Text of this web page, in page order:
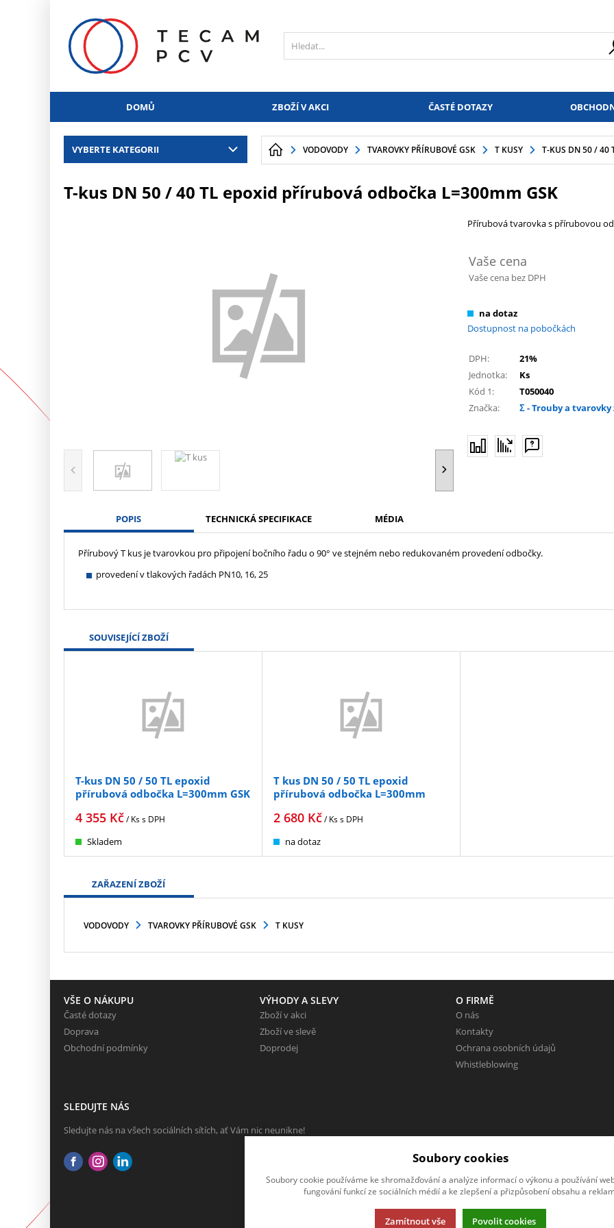
DOMŮ ZBOŽÍ V AKCI ČASTÉ DOTAZY
VYBERTE KATEGORII VODOVODY TVAROVKY PŘÍRUBOVÉ GSK T KUSY T-KUS DN 50 / 40
T-kus DN 50 / 40 TL epoxid přírubová odbočka L=300mm GSK
Přírubová tvarovka s přírubovou
Vaše cena
Vaše cena bez DPH
na dotaz
Dostupnost na pobočkách
DPH:
21%
Jednotka:
Ks
Kód 1:
T050040
Značka:
Σ - Trouby a
POPIS TECHNICKÁ SPECIFIKACE MÉDIA
Přírubový T kus je tvarovkou pro připojení bočního řadu o 90° ve stejném nebo redukovaném provedení odbočky.
provedení v tlakových řadách PN10, 16, 25
SOUVISEJÍCÍ ZBOŽÍ
T-kus DN 50 / 50 TL epoxid
přírubová odbočka L=300mm GSK
4 355Kč/ Kss DPH
Skladem
T kus DN 50 / 50 TL epoxid
přírubová odbočka L=300mm
2 680Kč/ Kss DPH
na dotaz
ZAŘAZENÍ ZBOŽÍ
VODOVODY TVAROVKY PŘÍRUBOVÉ GSK T KUSY
VŠE O NÁKUPU
Časté dotazy
Doprava
Obchodní podmínky
VÝHODY A SLEVY
Zboží v akci
Zboží ve slevě
Doprodej
O FIRMĚ
O nás
Kontakty
Ochrana osobních údajů
Whistleblowing
SLEDUJTE NÁS
Sledujte nás na všech sociálních sítích, ať Vám nic neunikne!
Soubory cookies
Soubory cookie používáme ke shromažďování a analýze informací o výkonu a používání
fungování funkcí ze sociálních médií a ke zlepšení a přizpůsobení obsahu a
Zamítnout vše Povolit cookies